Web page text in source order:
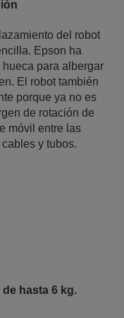
del robot
Epson ha
para albergar
El robot también
porque ya no es
de rotación de
móvil entre las
y tubos.
hasta 6 kg.